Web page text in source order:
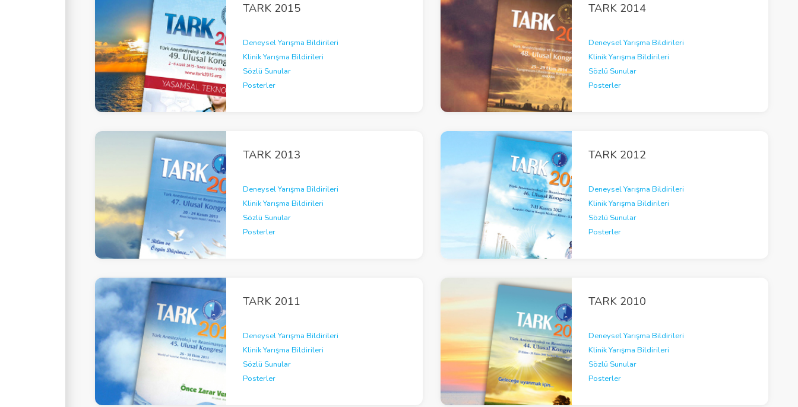
TARK 2015
Deneysel Yarışma Bildirileri
Klinik Yarışma Bildirileri
Sözlü Sunular
Posterler
TARK 2014
Deneysel Yarışma Bildirileri
Klinik Yarışma Bildirileri
Sözlü Sunular
Posterler
TARK 2013
Deneysel Yarışma Bildirileri
Klinik Yarışma Bildirileri
Sözlü Sunular
Posterler
TARK 2012
Deneysel Yarışma Bildirileri
Klinik Yarışma Bildirileri
Sözlü Sunular
Posterler
TARK 2011
Deneysel Yarışma Bildirileri
Klinik Yarışma Bildirileri
Sözlü Sunular
Posterler
TARK 2010
Deneysel Yarışma Bildirileri
Klinik Yarışma Bildirileri
Sözlü Sunular
Posterler